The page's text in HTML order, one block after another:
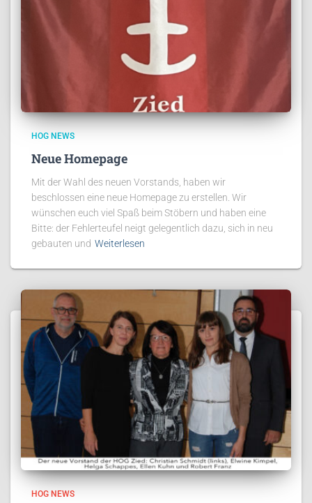
HOG NEWS
Neue Homepage
Mit der Wahl des neuen Vorstands, haben wir
beschlossen eine neue Homepage zu erstellen. Wir
wünschen euch viel Spaß beim Stöbern und haben eine
Bitte: der Fehlerteufel neigt gelegentlich dazu, sich in neu
gebauten und Weiterlesen
HOG NEWS